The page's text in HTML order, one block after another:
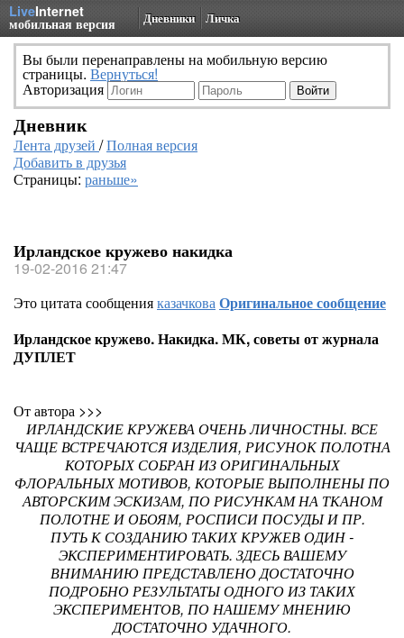
LiveInternet
мобильная версия Дневники Личка
Вы были перенаправлены на мобильную версию
страницы. Вернуться!
Авторизация
Дневник
Лента друзей /Полная версия
Добавить в друзья
Страницы: раньше»
Ирландское кружево накидка
19-02-2016 21:47
Это цитата сообщенияказачковаОригинальное сообщение
Ирландское кружево. Накидка. МК, советы от журнала
ДУПЛЕТ
От автора >>>
ИРЛАНДСКИЕ КРУЖЕВА ОЧЕНЬ ЛИЧНОСТНЫ. ВСЕ
ЧАЩЕ ВСТРЕЧАЮТСЯ ИЗДЕЛИЯ, РИСУНОК ПОЛОТНА
КОТОРЫХ СОБРАН ИЗ ОРИГИНАЛЬНЫХ
ФЛОРАЛЬНЫХ МОТИВОВ, КОТОРЫЕ ВЫПОЛНЕНЫ ПО
АВТОРСКИМ ЭСКИЗАМ, ПО РИСУНКАМ НА ТКАНОМ
ПОЛОТНЕ И ОБОЯМ, РОСПИСИ ПОСУДЫ И ПР.
ПУТЬ К СОЗДАНИЮ ТАКИХ КРУЖЕВ ОДИН -
ЭКСПЕРИМЕНТИРОВАТЬ. ЗДЕСЬ ВАШЕМУ
ВНИМАНИЮ ПРЕДСТАВЛЕНО ДОСТАТОЧНО
ПОДРОБНО РЕЗУЛЬТАТЫ ОДНОГО ИЗ ТАКИХ
ЭКСПЕРИМЕНТОВ, ПО НАШЕМУ МНЕНИЮ
ДОСТАТОЧНО УДАЧНОГО.